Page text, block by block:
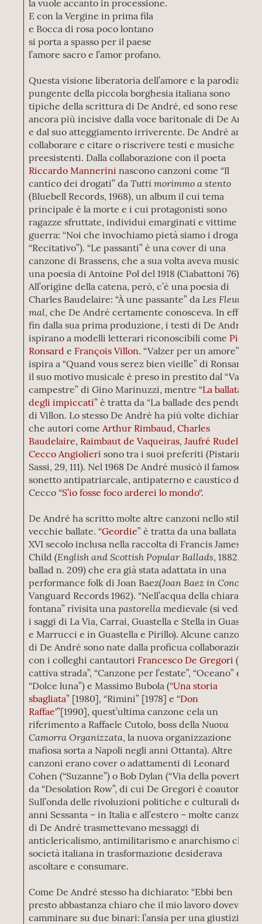
la vuole accanto in processione.
E con la Vergine in prima fila
e Bocca di rosa poco lontano
si porta a spasso per il paese
l’amore sacro e l’amor profano.
Questa visione liberatoria dell’amore e la parodia
pungente della piccola borghesia italiana sono
tipiche della scrittura di De André, ed sono rese
ancora più incisive dalla voce baritonale di De André
e dal suo atteggiamento irriverente. De André amava
collaborare e citare o riscrivere testi e musiche
preesistenti. Dalla collaborazione con il poeta
Riccardo Mannerini nascono canzoni come “Il
cantico dei drogati” daTutti morimmo a stento
(Bluebell Records, 1968), un album il cui tema
principale è la morte e i cui protagonisti sono
ragazze sfruttate, individui emarginati e vittime di
guerra: “Noi che invochiamo pietà siamo i drogati”,
“Recitativo”). “Le passanti” è una cover di una
canzone di Brassens, che a sua volta aveva musicato
una poesia di Antoine Pol del 1918 (Ciabattoni 76).
All’origine della catena, però, c’è una poesia di
Charles Baudelaire: “À une passante” daLes Fleurs du
mal, che De André certamente conosceva. In effetti,
fin dalla sua prima produzione, i testi di De André si
ispirano a modelli letterari riconoscibili come Pierre
Ronsard e François Villon. “Valzer per un amore” si
ispira a “Quand vous serez bien vieille” di Ronsard e
il suo motivo musicale è preso in prestito dal “Valzer
campestre” di Gino Marinuzzi, mentre “La ballata
degli impiccati” è tratta da “La ballade des pendus”
di Villon. Lo stesso De André ha più volte dichiarato
che autori comeArthur Rimbaud,Charles
Baudelaire, Raimbaut de Vaqueiras,Jaufré Rudel
Cecco Angiolieri sono tra i suoi preferiti (Pistarini
Sassi, 29, 111). Nel 1968 De André musicò il famoso
sonetto antipatriarcale, antipaterno e caustico di
Cecco “S’io fosse foco arderei lo mondo“.
De André ha scritto molte altre canzoni nello stile di
vecchie ballate. “Geordie” è tratta da una ballata del
XVI secolo inclusa nella raccolta di Francis James
Child(English and Scottish Popular Ballads, 1882, folk
ballad n. 209) che era già stata adattata in una
performance folk di Joan Baez(Joan Baez in Concert
Vanguard Records 1962). “Nell’acqua della chiara
fontana” rivisita unapastorella medievale (si vedano
i saggi di La Via, Carrai, Guastella e Stella in Guastella
e Marrucci e in Guastella e Pirillo). Alcune canzoni
di De André sono nate dalla proficua collaborazione
con i colleghi cantautori Francesco De Gregori (“La
cattiva strada”, “Canzone per l’estate”, “Oceano” e
“Dolce luna”) e Massimo Bubola (“Una storia
sbagliata” [1980], “Rimini” [1978] e “Don
Raffae'”[1990], quest’ultima canzone cela un
riferimento a Raffaele Cutolo, boss dellaNuova
Camorra Organizzata, la nuova organizzazione
mafiosa sorta a Napoli negli anni Ottanta). Altre
canzoni erano cover o adattamenti di Leonard
Cohen (“Suzanne”) o Bob Dylan (“Via della povertà”,
da “Desolation Row”, di cui De Gregori è coautore).
Sull’onda delle rivoluzioni politiche e culturali degli
anni Sessanta – in Italia e all’estero – molte canzoni
di De André trasmettevano messaggi di
anticlericalismo, antimilitarismo e anarchismo che la
società italiana in trasformazione desiderava
ascoltare e consumare.
Come De André stesso ha dichiarato: “Ebbi ben
presto abbastanza chiaro che il mio lavoro doveva
camminare su due binari: l’ansia per una giustizia